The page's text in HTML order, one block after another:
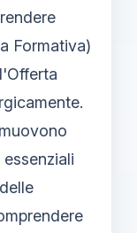
Formativa)